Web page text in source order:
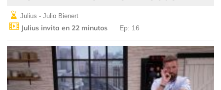
Julius - Julio Bienert
Julius invita en 22 minutos Ep: 16